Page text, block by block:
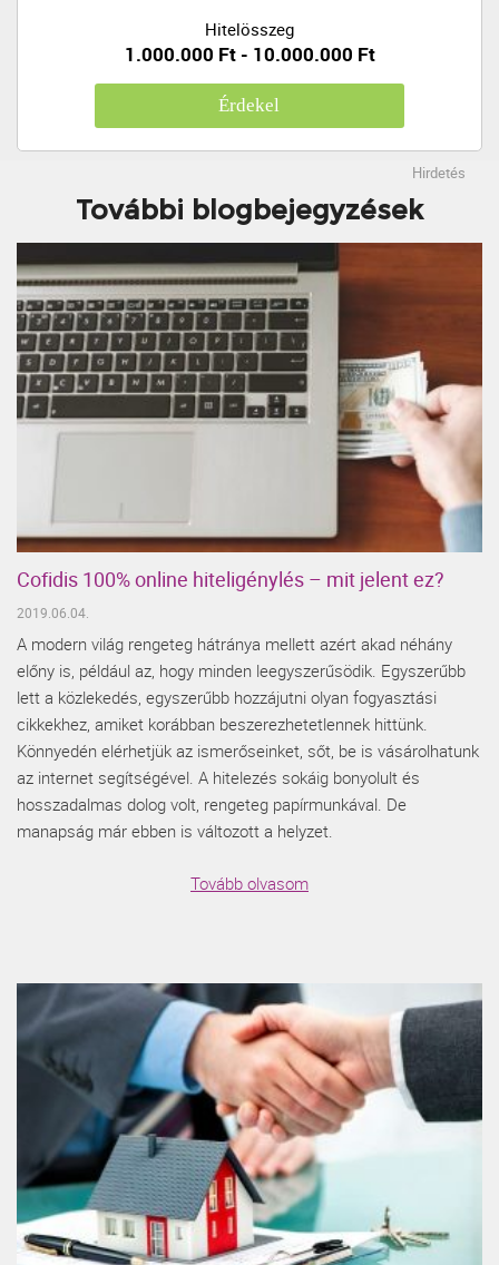
Hitelösszeg
1.000.000 Ft - 10.000.000 Ft
Érdekel
Hirdetés
További blogbejegyzések
Cofidis 100% online hiteligénylés – mit jelent ez?
2019.06.04.
A modern világ rengeteg hátránya mellett azért akad néhány
előny is, például az, hogy minden leegyszerűsödik. Egyszerűbb
lett a közlekedés, egyszerűbb hozzájutni olyan fogyasztási
cikkekhez, amiket korábban beszerezhetetlennek hittünk.
Könnyedén elérhetjük az ismerőseinket, sőt, be is vásárolhatunk
az internet segítségével. A hitelezés sokáig bonyolult és
hosszadalmas dolog volt, rengeteg papírmunkával. De
manapság már ebben is változott a helyzet.
Tovább olvasom